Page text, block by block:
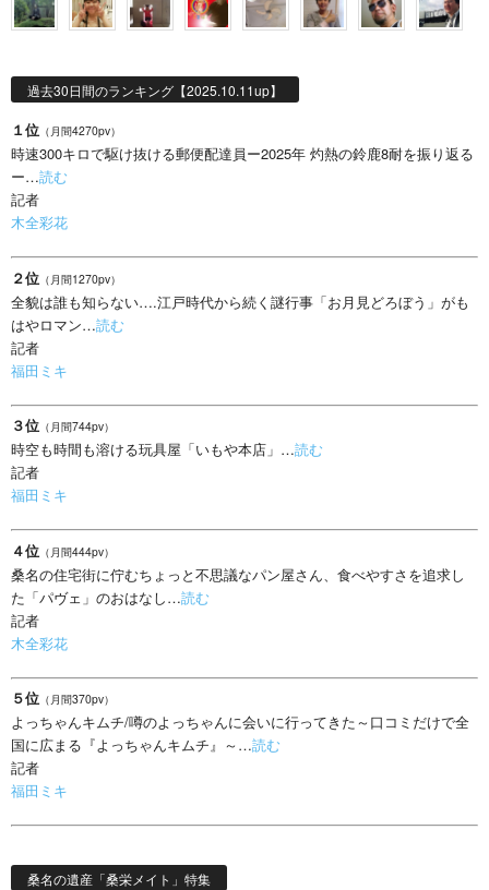
過去30日間のランキング【2025.10.11up】
１位 （月間4270pv）
時速300キロで駆け抜ける郵便配達員ー2025年 灼熱の鈴鹿8耐を振り返る
ー…読む
記者
木全彩花
２位 （月間1270pv）
全貌は誰も知らない….江戸時代から続く謎行事「お月見どろぼう」がも
はやロマン…読む
記者
福田ミキ
３位 （月間744pv）
時空も時間も溶ける玩具屋「いもや本店」…読む
記者
福田ミキ
４位 （月間444pv）
桑名の住宅街に佇むちょっと不思議なパン屋さん、食べやすさを追求し
た「パヴェ」のおはなし…読む
記者
木全彩花
５位 （月間370pv）
よっちゃんキムチ/噂のよっちゃんに会いに行ってきた～口コミだけで全
国に広まる『よっちゃんキムチ』～…読む
記者
福田ミキ
桑名の遺産「桑栄メイト」特集